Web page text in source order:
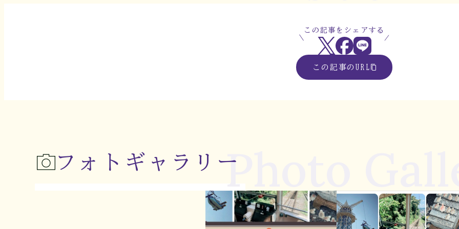
この記事をシェアする
この記事のURL
フォトギャラリーPhoto